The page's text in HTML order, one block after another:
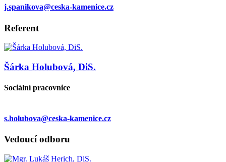
j.spanikova@ceska-kamenice.cz
Referent
Šárka Holubová, DiS.
Sociální pracovnice
s.holubova@ceska-kamenice.cz
Vedoucí odboru